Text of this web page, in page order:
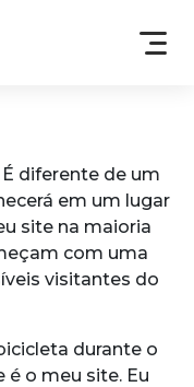
diferente de um
em um lugar
site na maioria
com uma
visitantes do
durante o
é o meu site. Eu